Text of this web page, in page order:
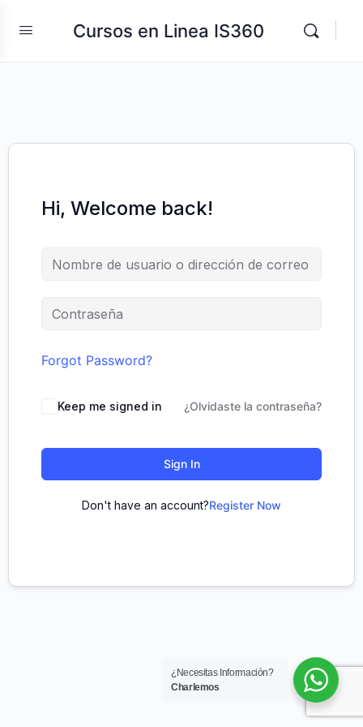
Cursos en Linea IS360
Hi, Welcome back!
Forgot Password?
Keep me signed in ¿Olvidaste la contraseña?
Sign In
Don't have an account?Register Now
¿Necesitas Información?
Charlemos